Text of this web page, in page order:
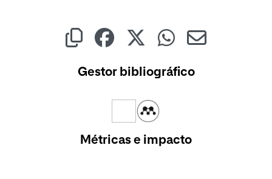
Gestor bibliográfico
Métricas e impacto